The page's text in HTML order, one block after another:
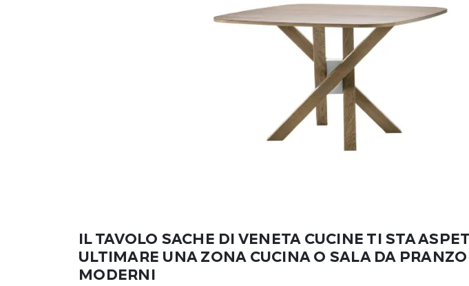
IL TAVOLO SACHE DI VENETA CUCINE TI STA
ULTIMARE UNA ZONA CUCINA O SALA DA PRANZO
MODERNI